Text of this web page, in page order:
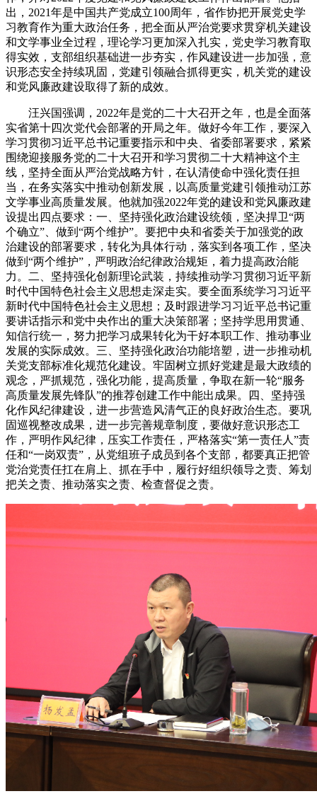
出， 2021年是中国共产党成立100周年，省作协把开展党史学
习教育作为重大政治任务，把全面从严治党要求贯穿机关建设
和文学事业全过程， 理论学习更加深入扎实 ， 党史学习教育取
得实效，支部组织基础进一步夯实，作风建设进一步加强，意
识形态安全持续巩固，党建引领融合抓得更实 ，机关党的建设
和党风廉政建设取得了新的成效。
汪兴国强调， 2022年是党的二十大召开之年，也是全面落
实省第十四次党代会部署的开局之年。做好今年工作，要深入
学习贯彻习近平总书记重要指示和中央、省委部署要求，紧紧
围绕迎接服务党的二十大召开和学习贯彻二十大精神这个主
线，坚持全面从严治党战略方针，在认清使命中强化责任担
当，在务实落实中推动创新发展，以高质量党建引领推动江苏
文学事业高质量发展。他就加强2022年党的建设和党风廉政建
设提出四点要求： 一、坚持强化政治建设统领，坚决捍卫“两
个确立”、做到“两个维护”。要把中央和省委关于加强党的政
治建设的部署要求，转化为具体行动，落实到各项工作，坚决
做到“两个维护”，严明政治纪律政治规矩，着力提高政治能
力。二、坚持强化创新理论武装，持续推动学习贯彻习近平新
时代中国特色社会主义思想走深走实。 要全面系统学习习近平
新时代中国特色社会主义思想；及时跟进学习习近平总书记重
要讲话指示和党中央作出的重大决策部署；坚持学思用贯通、
知信行统一， 努力把学习成果转化为干好本职工作、推动事业
发展的实际成效。三、坚持强化政治功能培塑，进一步推动机
关党支部标准化规范化建设。牢固树立抓好党建是最大政绩的
观念， 严抓规范，强化功能，提高质量 ，争取在新一轮“服务
高质量发展先锋队”的推荐创建工作中能出成果。四、坚持强
化作风纪律建设，进一步营造风清气正的良好政治生态。 要巩
固巡视整改成果 ，进一步完善规章制度，要做好意识形态工
作，严明作风纪律，压实工作责任， 严格落实“第一责任人”责
任和“一岗双责”，从党组班子成员到各个支部，都要真正把管
党治党责任扛在肩上、抓在手中，履行好组织领导之责、筹划
把关之责、推动落实之责、检查督促之责。